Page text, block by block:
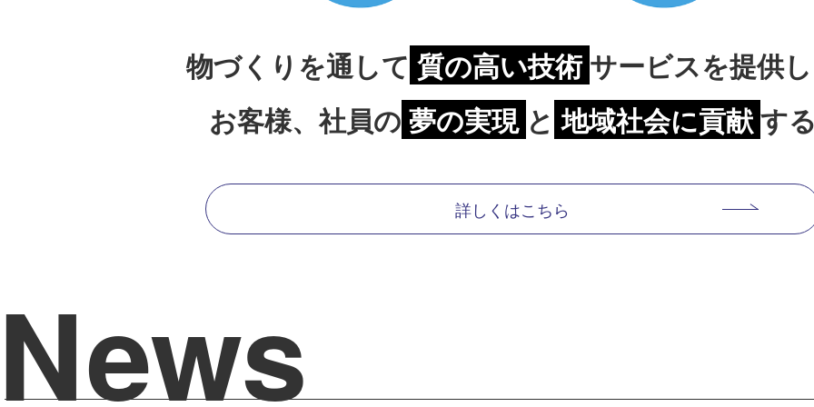
物づくりを通して 質の高い技術 サービスを提供
お客様、社員の 夢の実現 と 地域社会に貢献す
詳しくはこちら